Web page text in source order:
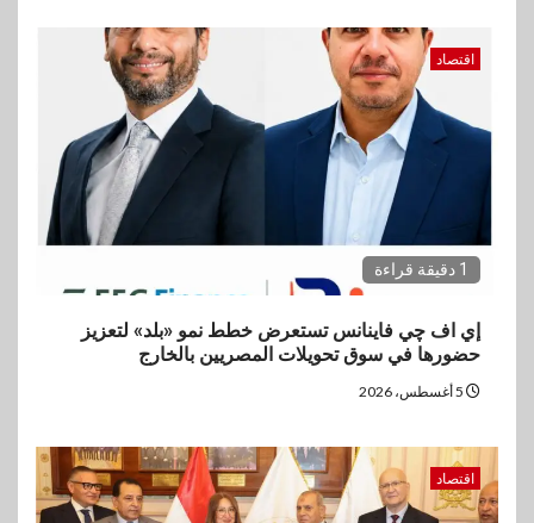
اقتصاد
1 دقيقة قراءة
إي اف چي فاينانس تستعرض خطط نمو «بلد» لتعزيز
حضورها في سوق تحويلات المصريين بالخارج
اقتصاد